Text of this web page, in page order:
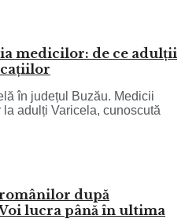
medicilor: de ce adulții
în județul Buzău. Medicii
adulți Varicela, cunoscută
după
lucra până în ultima